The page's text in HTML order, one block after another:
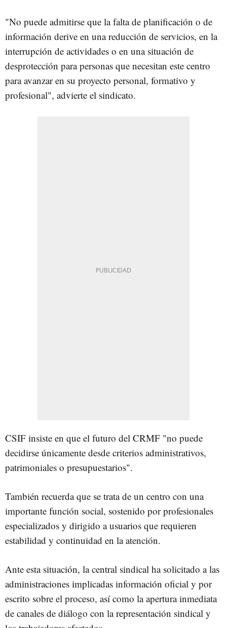
"No puede admitirse que la falta de planificación o de
información derive en una reducción de servicios, en la
interrupción de actividades o en una situación de
desprotección para personas que necesitan este centro
para avanzar en su proyecto personal, formativo y
profesional", advierte el sindicato.
CSIF insiste en que el futuro del CRMF "no puede
decidirse únicamente desde criterios administrativos,
patrimoniales o presupuestarios".
También recuerda que se trata de un centro con una
importante función social, sostenido por profesionales
especializados y dirigido a usuarios que requieren
estabilidad y continuidad en la atención.
Ante esta situación, la central sindical ha solicitado a las
administraciones implicadas información oficial y por
escrito sobre el proceso, así como la apertura inmediata
de canales de diálogo con la representación sindical y